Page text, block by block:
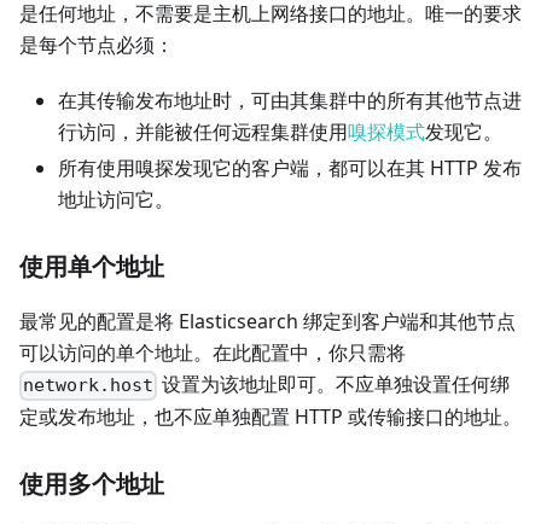
是任何地址，不需要是主机上网络接口的地址。唯一的要求
是每个节点必须：
在其传输发布地址时，可由其集群中的所有其他节点进
行访问，并能被任何远程集群使用嗅探模式发现它。
所有使用嗅探发现它的客户端，都可以在其 HTTP 发布
地址访问它。
使用单个地址
最常见的配置是将 Elasticsearch 绑定到客户端和其他节点
可以访问的单个地址。在此配置中，你只需将
network.host 设置为该地址即可。不应单独设置任何绑
定或发布地址，也不应单独配置 HTTP 或传输接口的地址。
使用多个地址